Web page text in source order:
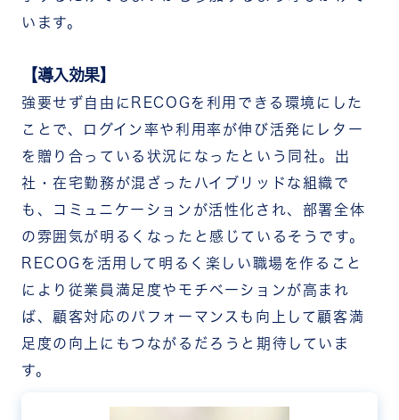
います。
【導入効果】
強要せず自由にRECOGを利用できる環境にした
ことで、ログイン率や利用率が伸び活発にレター
を贈り合っている状況になったという同社。出
社・在宅勤務が混ざったハイブリッドな組織で
も、コミュニケーションが活性化され、部署全体
の雰囲気が明るくなったと感じているそうです。
RECOGを活用して明るく楽しい職場を作ること
により従業員満足度やモチベーションが高まれ
ば、顧客対応のパフォーマンスも向上して顧客満
足度の向上にもつながるだろうと期待していま
す。